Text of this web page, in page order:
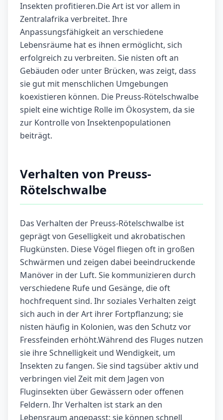
Insekten profitieren.Die Art ist vor allem in
Zentralafrika verbreitet. Ihre
Anpassungsfähigkeit an verschiedene
Lebensräume hat es ihnen ermöglicht, sich
erfolgreich zu verbreiten. Sie nisten oft an
Gebäuden oder unter Brücken, was zeigt, dass
sie gut mit menschlichen Umgebungen
koexistieren können. Die Preuss-Rötelschwalbe
spielt eine wichtige Rolle im Ökosystem, da sie
zur Kontrolle von Insektenpopulationen
beiträgt.
Verhalten von Preuss-
Rötelschwalbe
Das Verhalten der Preuss-Rötelschwalbe ist
geprägt von Geselligkeit und akrobatischen
Flugkünsten. Diese Vögel fliegen oft in großen
Schwärmen und zeigen dabei beeindruckende
Manöver in der Luft. Sie kommunizieren durch
verschiedene Rufe und Gesänge, die oft
hochfrequent sind. Ihr soziales Verhalten zeigt
sich auch in der Art ihrer Fortpflanzung; sie
nisten häufig in Kolonien, was den Schutz vor
Fressfeinden erhöht.Während des Fluges nutzen
sie ihre Schnelligkeit und Wendigkeit, um
Insekten zu fangen. Sie sind tagsüber aktiv und
verbringen viel Zeit mit dem Jagen von
Fluginsekten über Gewässern oder offenen
Feldern. Ihr Verhalten ist stark an den
Lebensraum angepasst; sie können schnell